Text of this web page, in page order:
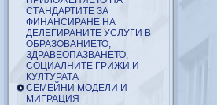
СТАНДАРТИТЕ ЗА
ФИНАНСИРАНЕ НА
ДЕЛЕГИРАНИТЕ УСЛУГИ В
ОБРАЗОВАНИЕТО,
ЗДРАВЕОПАЗВАНЕТО,
СОЦИАЛНИТЕ ГРИЖИ И
КУЛТУРАТА
СЕМЕЙНИ МОДЕЛИ И
МИГРАЦИЯ